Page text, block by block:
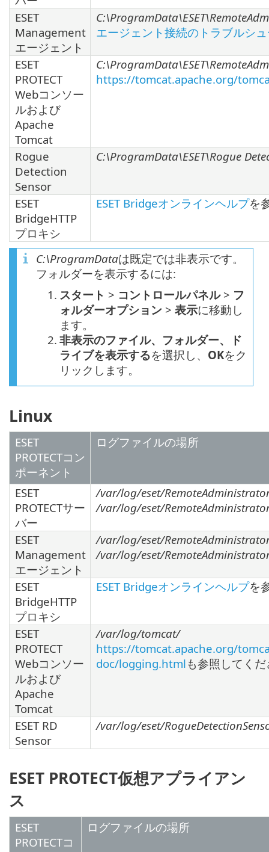
ESET
Management
エージェント
エージェント接続のトラブルシ
ESET
PROTECT
Webコンソー
ルおよび
Apache
Tomcat
https://tomcat.apache.org/
Rogue
Detection
Sensor
C:\ProgramData\ESET\Rogue
ESET
BridgeHTTP
プロキシ
ESET Bridgeオンラインヘルプを
C:\ProgramDataは既定では非表示です。
フォルダーを表示するには:
1. スタート > コントロールパネル> フ
ォルダーオプション > 表示に移動し
ます。
2. 非表示のファイル、フォルダー、ド
ライブを表示するを選択し、 OKをク
リックします。
Linux
ESET
PROTECTコン
ポーネント
ログファイルの場所
ESET
PROTECTサー
バー
/var/log/eset/
/var/log/eset/
ESET
Management
エージェント
/var/log/eset/
/var/log/eset/
ESET
BridgeHTTP
プロキシ
ESET Bridgeオンラインヘルプを
ESET
PROTECT
Webコンソー
ルおよび
Apache
Tomcat
/var/log/tomcat/
https://tomcat.apache.org/
doc/logging.htmlも参照してく
ESET RD
Sensor
/var/log/eset/
ESET PROTECT仮想アプライアン
ス
ESET
PROTECTコ
ログファイルの場所